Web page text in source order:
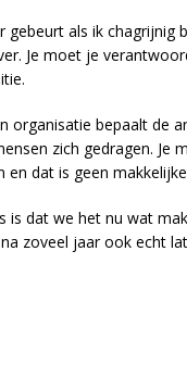
gebeurt als ik chagrijnig
Je moet je
organisatie bepaalt de
zich gedragen. Je
en dat is geen
is dat we het nu wat
zoveel jaar ook echt